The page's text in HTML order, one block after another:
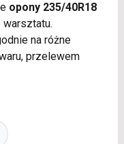
opony 235/40R18
na różne
przelewem